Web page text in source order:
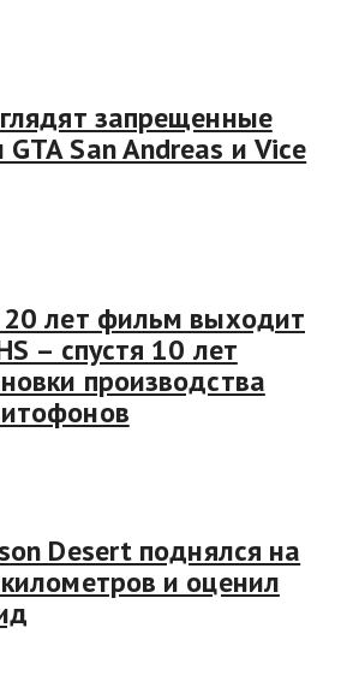
запрещенные
San Andreas и Vice
лет фильм выходит
– спустя 10 лет
производства
Desert поднялся на
и оценил